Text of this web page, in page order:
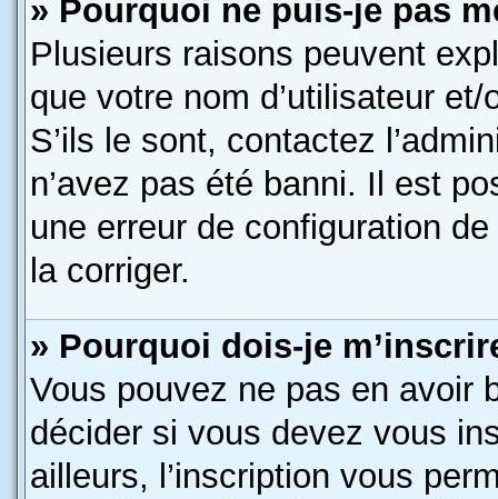
» Pourquoi ne puis-je pas
Plusieurs raisons peuvent
que votre nom d’utilisateur
S’ils le sont, contactez
n’avez pas été banni. Il est
une erreur de configuration
la corriger.
» Pourquoi dois-je
Vous pouvez ne pas en avoir
décider si vous devez vous
ailleurs, l’inscription vous